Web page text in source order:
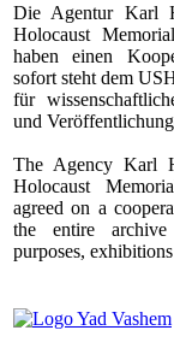
Die Agentur Karl
Holocaust
haben einen
sofort steht dem
für
und
The Agency Karl
Holocaust
agreed on a
the entire
purposes,